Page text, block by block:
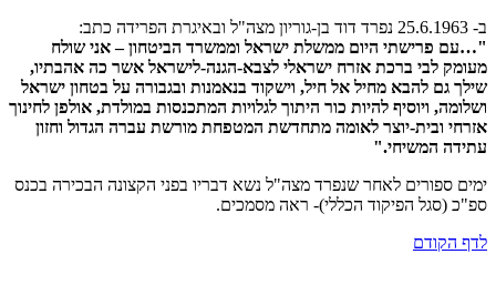
ב- 25.6.1963 נפרד דוד בן-גוריון מצה"ל ובאיגרת הפרידה כתב:
"…עם פרישתי היום ממשלת ישראל וממשרד הביטחון – אני שולח
מעומק לבי ברכת אזרח ישראלי לצבא-הגנה-לישראל אשר כה אהבתיו,
שילך גם להבא מחיל אל חיל, וישקוד בנאמנות ובגבורה על בטחון ישראל
ושלומה, ויוסיף להיות כור היתוך לגלויות המתכנסות במולדת, אולפן לחינוך
אזרחי ובית-יוצר לאומה מתחדשת המטפחת מורשת עברה הגדול וחזון
עתידה המשיחי."
ימים ספורים לאחר שנפרד מצה"ל נשא דבריו בפני הקצונה הבכירה בכנס
ספ"כ (סגל הפיקוד הכללי)- ראה מסמכים.
לדף הקודם